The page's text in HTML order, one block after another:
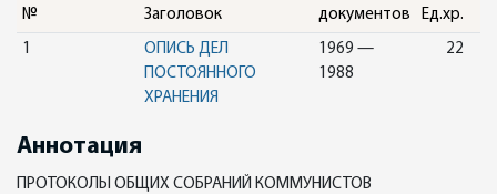
№ Заголовок
документов
Ед.хр.
1
ОПИСЬ ДЕЛ
ПОСТОЯННОГО
ХРАНЕНИЯ
1969 —
1988
22
Аннотация
ПРОТОКОЛЫ ОБЩИХ СОБРАНИЙ КОММУНИСТОВ